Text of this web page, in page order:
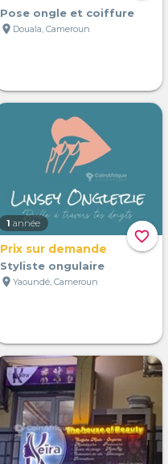
Pose ongle et coiffure
location_on Douala, Cameroun
favorite_border
1 année
Prix sur demande
Styliste ongulaire
location_on Yaoundé, Cameroun